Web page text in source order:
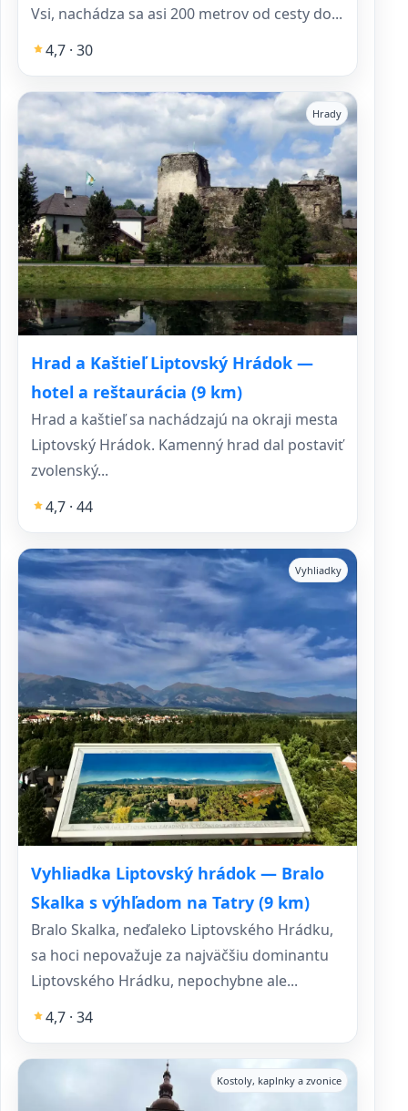
Vsi, nachádza sa asi 200 metrov od cesty do...
4,7 · 30
Hrad a Kaštieľ Liptovský Hrádok —
hotel a reštaurácia (9 km)
Hrady
Hrad a kaštieľ sa nachádzajú na okraji mesta
Liptovský Hrádok. Kamenný hrad dal postaviť
zvolenský...
4,7 · 44
Vyhliadka Liptovský hrádok — Bralo
Skalka s výhľadom na Tatry (9 km)
Vyhliadky
Bralo Skalka, neďaleko Liptovského Hrádku,
sa hoci nepovažuje za najväčšiu dominantu
Liptovského Hrádku, nepochybne ale...
4,7 · 34
Kostoly, kaplnky a zvonice